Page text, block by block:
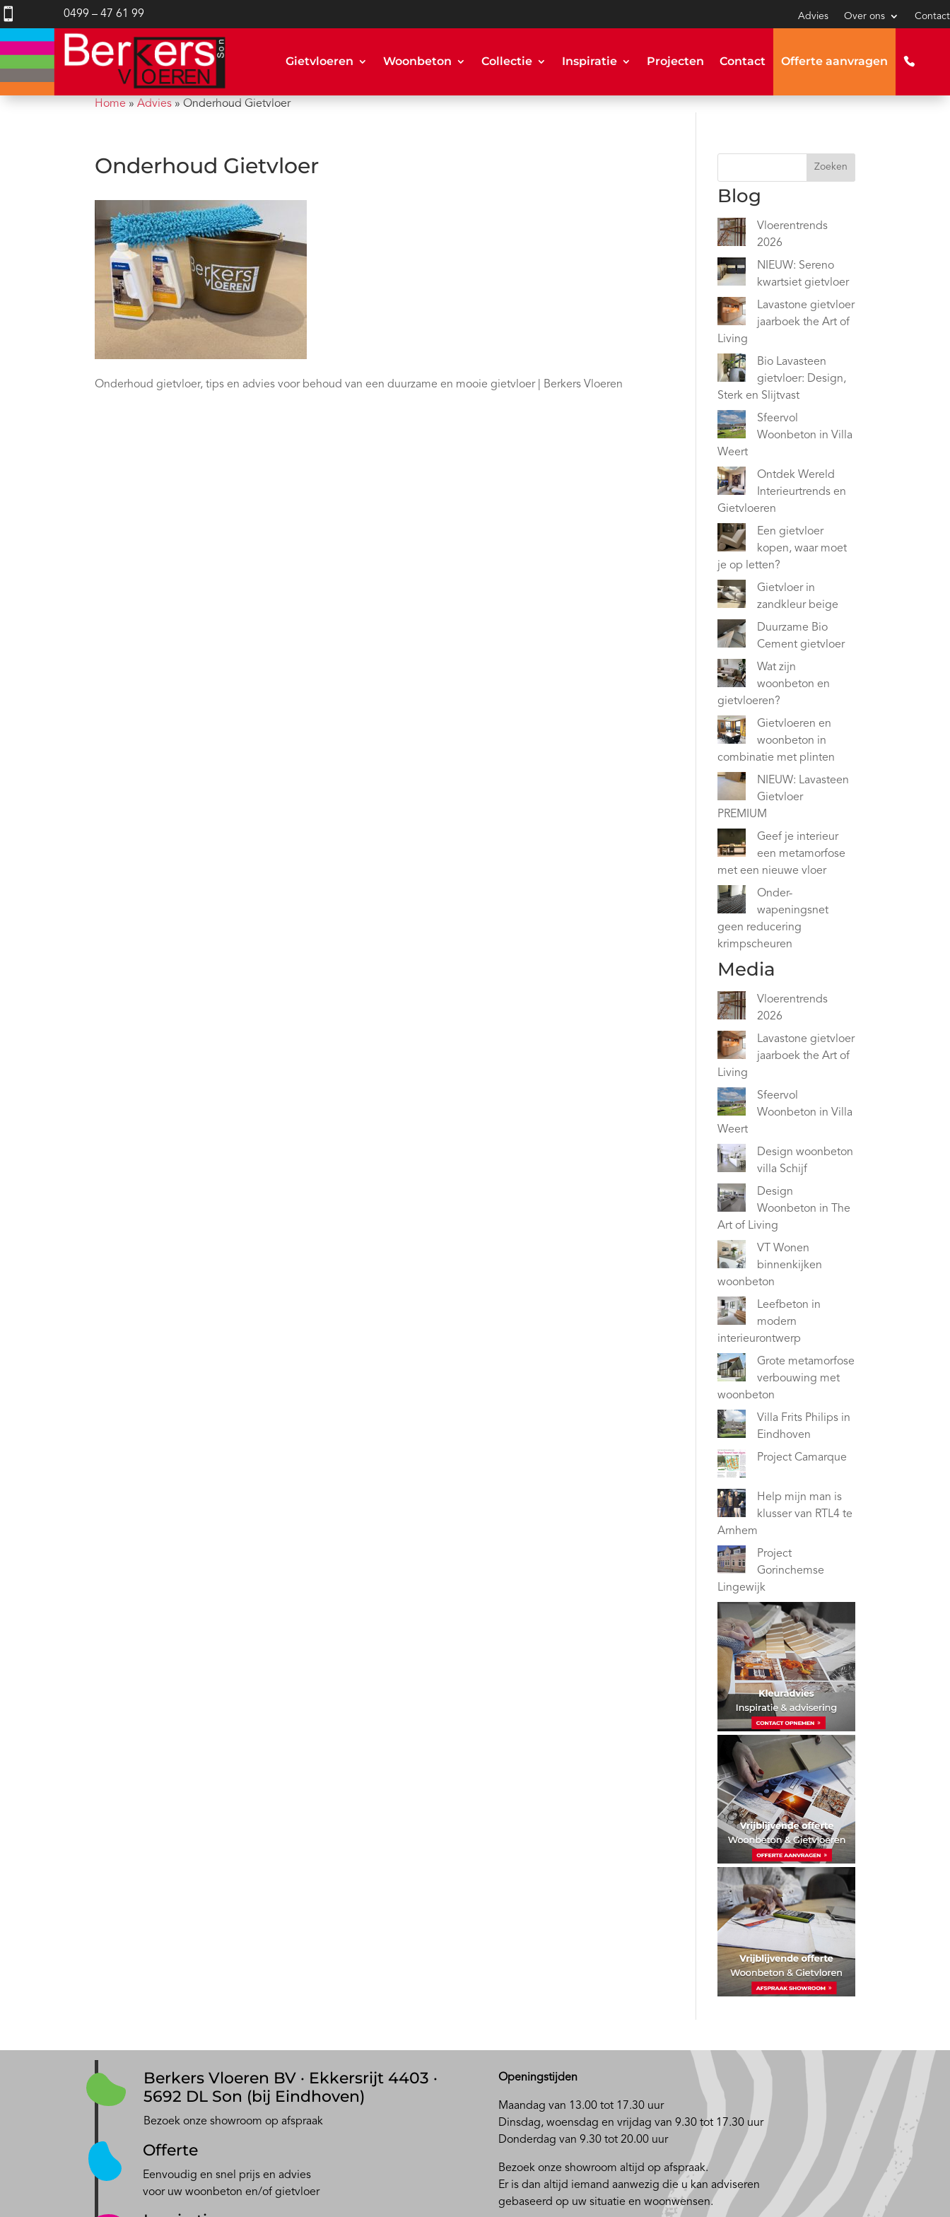
 0499 – 47 61 99 Advies Over ons Contact
Gietvloeren Woonbeton Collectie Inspiratie Projecten Contact Offerte aanvragen
Home »Advies »Onderhoud Gietvloer
Onderhoud Gietvloer
Onderhoud gietvloer, tips en advies voor behoud van een duurzame en mooie gietvloer | Berkers Vloeren
Zoeken
Blog
Vloerentrends
2026
NIEUW: Sereno
kwartsiet gietvloer
Lavastone gietvloer
jaarboek the Art of
Living
Bio Lavasteen
gietvloer: Design,
Sterk en Slijtvast
Sfeervol
Woonbeton in Villa
Weert
Ontdek Wereld
Interieurtrends en
Gietvloeren
Een gietvloer
kopen, waar moet
je op letten?
Gietvloer in
zandkleur beige
Duurzame Bio
Cement gietvloer
Wat zijn
woonbeton en
gietvloeren?
Gietvloeren en
woonbeton in
combinatie met plinten
NIEUW: Lavasteen
Gietvloer
PREMIUM
Geef je interieur
een metamorfose
met een nieuwe vloer
Onder-
wapeningsnet
geen reducering
krimpscheuren
Media
Vloerentrends
2026
Lavastone gietvloer
jaarboek the Art of
Living
Sfeervol
Woonbeton in Villa
Weert
Design woonbeton
villa Schijf
Design
Woonbeton in The
Art of Living
VT Wonen
binnenkijken
woonbeton
Leefbeton in
modern
interieurontwerp
Grote metamorfose
verbouwing met
woonbeton
Villa Frits Philips in
Eindhoven
Project Camarque
Help mijn man is
klusser van RTL4 te
Arnhem
Project
Gorinchemse
Lingewijk
Berkers Vloeren BV · Ekkersrijt 4403 ·
5692 DL Son (bij Eindhoven)
Bezoek onze showroom op afspraak
Offerte
Eenvoudig en snel prijs en advies
voor uw woonbeton en/of gietvloer
Openingstijden
Maandag van 13.00 tot 17.30 uur
Dinsdag, woensdag en vrijdag van 9.30 tot 17.30 uur
Donderdag van 9.30 tot 20.00 uur
Bezoek onze showroom altijd op afspraak.
Er is dan altijd iemand aanwezig die u kan adviseren
gebaseerd op uw situatie en woonwensen.